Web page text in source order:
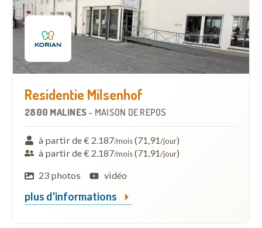
Residentie Milsenhof
2800 MALINES - MAISON DE REPOS
à partir de € 2.187/mois(71,91/jour)
à partir de € 2.187/mois(71,91/jour)
23 photos
vidéo
plus d'informations